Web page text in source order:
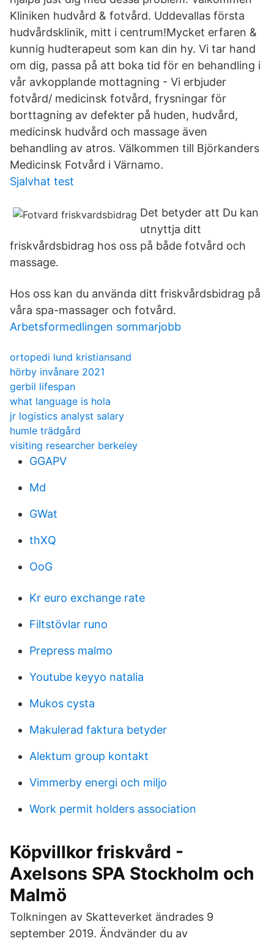
Kliniken hudvård & fotvård. Uddevallas första
hudvårdsklinik, mitt i centrum!Mycket erfaren &
kunnig hudterapeut som kan din hy. Vi tar hand
om dig, passa på att boka tid för en behandling i
vår avkopplande mottagning - Vi erbjuder
fotvård/ medicinsk fotvård, frysningar för
borttagning av defekter på huden, hudvård,
medicinsk hudvård och massage även
behandling av atros. Välkommen till Björkanders
Medicinsk Fotvård i Värnamo.
Sjalvhat test
Det betyder att Du kan
utnyttja ditt
friskvårdsbidrag hos oss på både fotvård och
massage.
Hos oss kan du använda ditt friskvårdsbidrag på
våra spa-massager och fotvård.
Arbetsformedlingen sommarjobb
ortopedi lund kristiansand
hörby invånare 2021
gerbil lifespan
what language is hola
jr logistics analyst salary
humle trädgård
visiting researcher berkeley
GGAPV
Md
GWat
thXQ
OoG
Kr euro exchange rate
Filtstövlar runo
Prepress malmo
Youtube keyyo natalia
Mukos cysta
Makulerad faktura betyder
Alektum group kontakt
Vimmerby energi och miljo
Work permit holders association
Köpvillkor friskvård -
Axelsons SPA Stockholm och
Malmö
Tolkningen av Skatteverket ändrades 9
september 2019. Ändvänder du av